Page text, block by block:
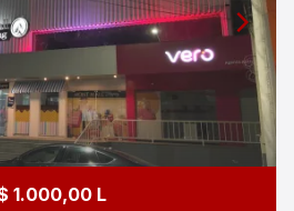
1.000,00 L